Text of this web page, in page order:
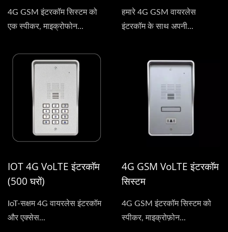
4G GSM इंटरकॉम सिस्टम को
एक स्पीकर, माइक्रोफोन...
हमारे 4G GSM वायरलेस
इंटरकॉम के साथ अपनी...
IOT 4G VoLTE इंटरकॉम
(500 घरों)
IoT-सक्षम 4G वायरलेस इंटरकॉम
और एक्सेस...
4G GSM VoLTE इंटरकॉम
सिस्टम
4G GSM इंटरकॉम सिस्टम को
स्पीकर, माइक्रोफ़ोन...